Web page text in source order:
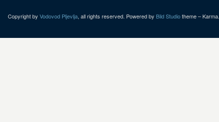
Copyright by Vodovod Pljevlja, all rights reserved. Powered by Bild Studiotheme – Karma.